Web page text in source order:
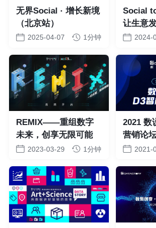
无界Social · 增长新境
（北京站）
2025-04-07 1分钟
Social
让生意
2024-
REMIX——重组数字
未来，创享无限可能
2023-03-29 1分钟
2021 数
营销论
2021-